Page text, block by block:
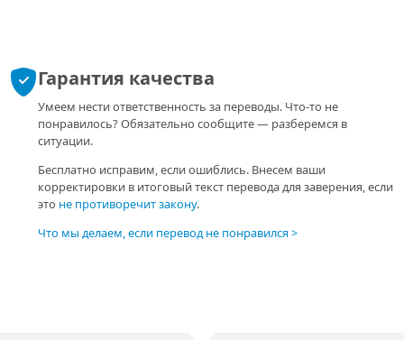
Гарантия качества
Умеем нести ответственность за переводы. Что-то не
понравилось? Обязательно сообщите — разберемся в
ситуации.
Бесплатно исправим, если ошиблись. Внесем ваши
корректировки в итоговый текст перевода для заверения, если
это не противоречит закону.
Что мы делаем, если перевод не понравился